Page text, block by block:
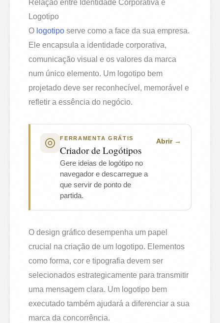
Relação entre Identidade Corporativa e
Logotipo
O logotipo serve como a face da sua empresa.
Ele encapsula a identidade corporativa,
comunicação visual e os valores da marca
num único elemento. Um logotipo bem
projetado deve ser reconhecível, memorável e
refletir a essência do negócio.
FERRAMENTA GRÁTIS
Criador de Logótipos
Gere ideias de logótipo no
navegador e descarregue a
que servir de ponto de
partida.
Abrir
O design gráfico desempenha um papel
crucial na criação de um logotipo. Elementos
como forma, cor e tipografia devem ser
selecionados estrategicamente para transmitir
uma mensagem clara. Um logotipo bem
executado também ajudará a diferenciar a sua
marca da concorrência.